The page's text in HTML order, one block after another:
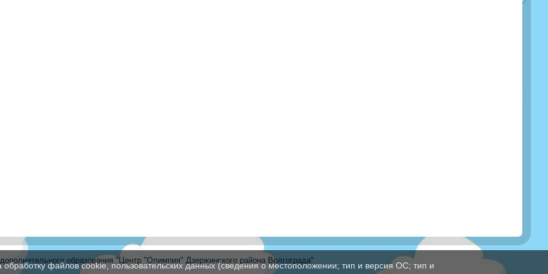
образования "Центр "Олимпия" Дзержинского района Волгограда"
файлов cookie, пользовательских данных (сведения о местоположении; тип и версия ОС; тип и